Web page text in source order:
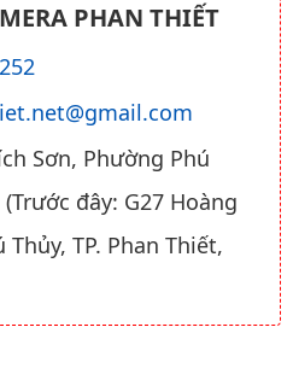
PHAN THIẾT
Sơn, Phường Phú
đây: G27 Hoàng
TP. Phan Thiết,